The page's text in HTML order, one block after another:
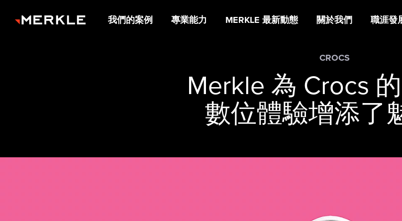
我們的案例 專業能力 MERKLE 最新動態 關於我們 職涯發
CROCS
Merkle 為 Crocs
數位體驗增添了